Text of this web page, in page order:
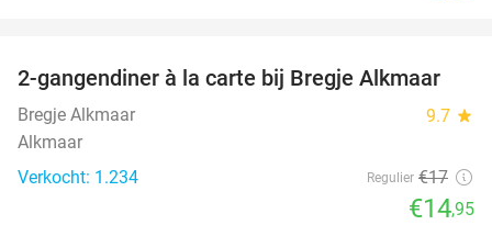
12%
2-gangendiner à la carte bij Bregje Alkmaar
Bregje Alkmaar 9.7 star
Alkmaar
Verkocht: 1.234
Regulier €17
€14,95